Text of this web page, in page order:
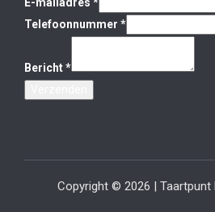
Telefoonnummer *
Bericht*
Copyright © 2026 | Taartpunt